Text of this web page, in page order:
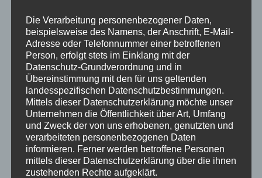
Die Verarbeitung personenbezogener Daten,
beispielsweise des Namens, der Anschrift, E-Mail-
Adresse oder Telefonnummer einer betroffenen
Person, erfolgt stets im Einklang mit der
Datenschutz-Grundverordnung und in
Übereinstimmung mit den für uns geltenden
landesspezifischen Datenschutzbestimmungen.
Mittels dieser Datenschutzerklärung möchte unser
Unternehmen die Öffentlichkeit über Art, Umfang
und Zweck der von uns erhobenen, genutzten und
verarbeiteten personenbezogenen Daten
informieren. Ferner werden betroffene Personen
mittels dieser Datenschutzerklärung über die ihnen
zustehenden Rechte aufgeklärt.